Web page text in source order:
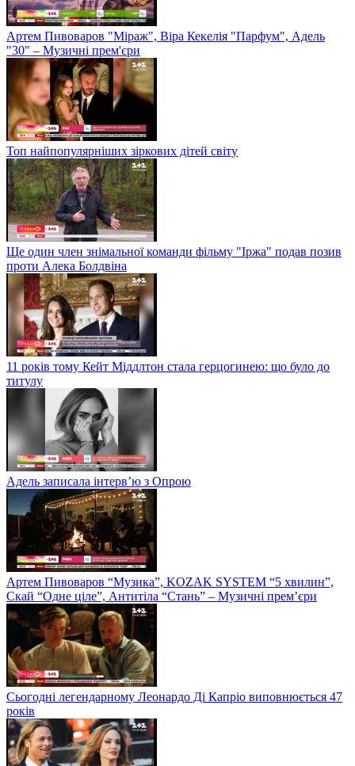
Артем Пивоваров "Міраж", Віра Кекелія "Парфум", Адель
"30" – Музичні прем'єри
Топ найпопулярніших зіркових дітей світу
Ще один член знімальної команди фільму "Іржа" подав позив
проти Алека Болдвіна
11 років тому Кейт Міддлтон стала герцогинею: що було до
титулу
Адель записала інтерв’ю з Опрою
Артем Пивоваров “Музика”, KOZAK SYSTEM “5 хвилин”,
Скай “Одне ціле”, Антитіла “Стань” – Музичні прем’єри
Сьогодні легендарному Леонардо Ді Капріо виповнюється 47
років